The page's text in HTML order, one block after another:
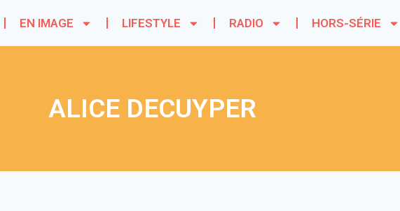
EN IMAGE LIFESTYLE RADIO HORS-SÉRIE
ALICE DECUYPER